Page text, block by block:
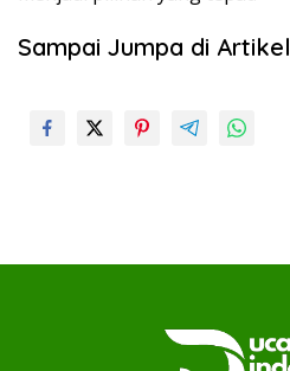
Sampai Jumpa di